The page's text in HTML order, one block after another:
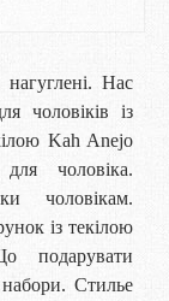
Нас
чоловіків із
Kah Anejo
чоловіка.
чоловікам.
із текілою
подарувати
Стилье